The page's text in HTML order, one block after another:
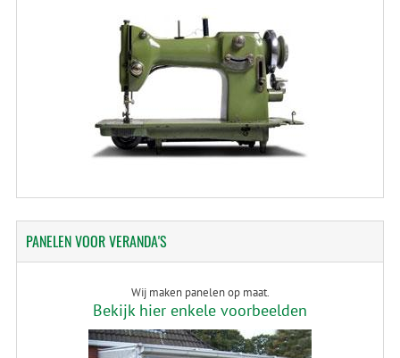
PANELENVOOR VERANDA'S
Wij maken panelen op maat.
Bekijk hier enkele voorbeelden